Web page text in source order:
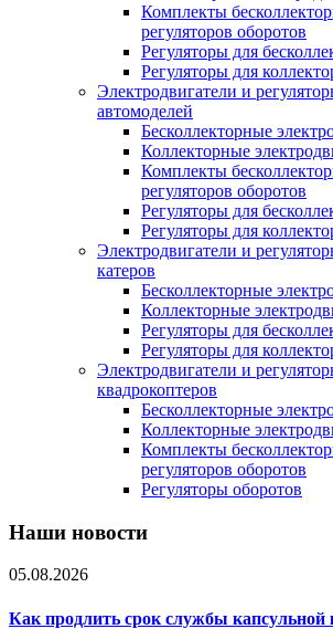
Комплекты
регуляторов оборотов
Регуляторы для
Регуляторы для
Электродвигатели и
автомоделей
Бесколлекторные
Коллекторные
Комплекты
регуляторов оборотов
Регуляторы для
Регуляторы для
Электродвигатели и
катеров
Бесколлекторные
Коллекторные
Регуляторы для
Регуляторы для
Электродвигатели и
квадрокоптеров
Бесколлекторные
Коллекторные
Комплекты
регуляторов оборотов
Регуляторы оборотов
Наши новости
05.08.2026
Как продлить срок службы